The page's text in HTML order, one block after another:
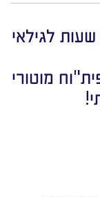
גן עם הורה הינה פעילות בת 3 שעות לגילאי
מוטורי